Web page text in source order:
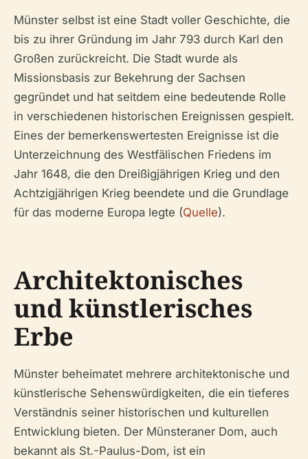
Münster selbst ist eine Stadt voller Geschichte, die
bis zu ihrer Gründung im Jahr 793 durch Karl den
Großen zurückreicht. Die Stadt wurde als
Missionsbasis zur Bekehrung der Sachsen
gegründet und hat seitdem eine bedeutende Rolle
in verschiedenen historischen Ereignissen gespielt.
Eines der bemerkenswertesten Ereignisse ist die
Unterzeichnung des Westfälischen Friedens im
Jahr 1648, die den Dreißigjährigen Krieg und den
Achtzigjährigen Krieg beendete und die Grundlage
für das moderne Europa legte (Quelle).
Architektonisches
und künstlerisches
Erbe
Münster beheimatet mehrere architektonische und
künstlerische Sehenswürdigkeiten, die ein tieferes
Verständnis seiner historischen und kulturellen
Entwicklung bieten. Der Münsteraner Dom, auch
bekannt als St.-Paulus-Dom, ist ein